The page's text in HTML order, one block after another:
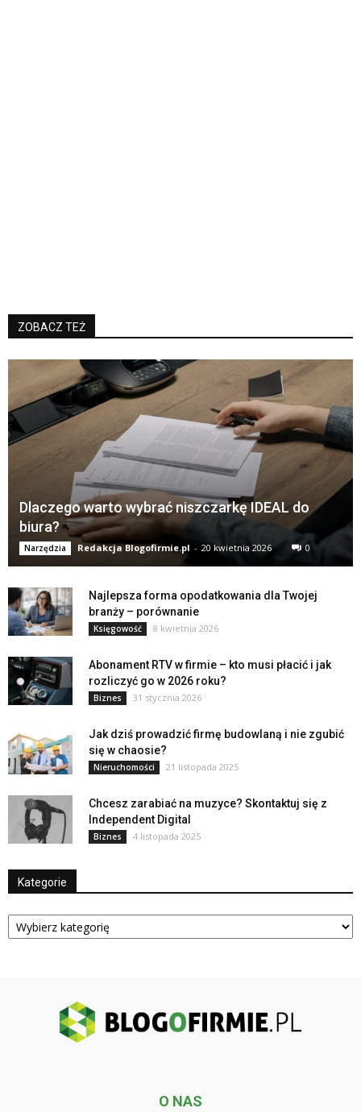
ZOBACZ TEŻ
Dlaczego warto wybrać niszczarkę IDEAL do
biura?
Narzędzia Redakcja Blogofirmie.pl - 20 kwietnia 2026 0
Najlepsza forma opodatkowania dla Twojej
branży – porównanie
Księgowość 8 kwietnia 2026
Abonament RTV w firmie – kto musi płacić i jak
rozliczyć go w 2026 roku?
Biznes 31 stycznia 2026
Jak dziś prowadzić firmę budowlaną i nie zgubić
się w chaosie?
Nieruchomości 21 listopada 2025
Chcesz zarabiać na muzyce? Skontaktuj się z
Independent Digital
Biznes 4 listopada 2025
Kategorie
Kategorie
O NAS